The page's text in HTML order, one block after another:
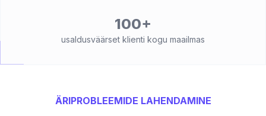
100+
usaldusväärset klienti kogu maailmas
ÄRIPROBLEEMIDE LAHENDAMINE